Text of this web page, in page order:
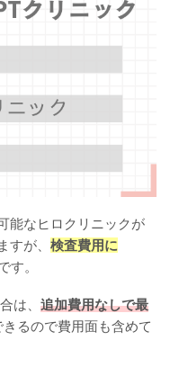
能なヒロクリニックが
すが、 検査費用に
す。
は、 追加費用なしで最
きるので費用面も含めて